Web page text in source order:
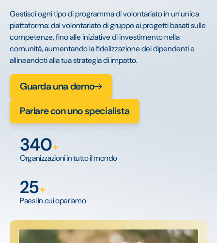
Gestisci ogni tipo di programma di volontariato in un'unica
piattaforma: dal volontariato di gruppo ai progetti basati sulle
competenze, fino alle iniziative di investimento nella
comunità, aumentando la fidelizzazione dei dipendenti e
allineandoti alla tua strategia di impatto.
Guarda una demo
Parlare con uno specialista
340+
Organizzazioni in tutto il mondo
25+
Paesi in cui operiamo